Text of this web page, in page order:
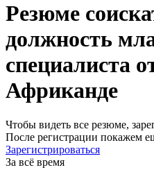
Резюме
должность
специалиста
Африканде
Чтобы видеть все резюме,
После регистрации покажем
Зарегистрироваться
За всё время